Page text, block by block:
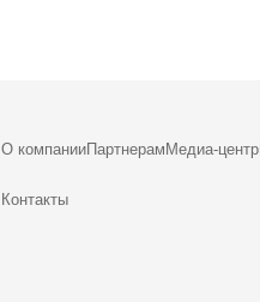
О компанииПартнерам Медиа-центр
Контакты